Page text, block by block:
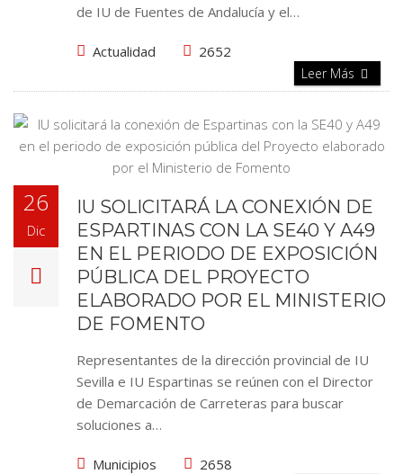
de IU de Fuentes de Andalucía y el…
Actualidad 2652
Leer Más
26
Dic
IU SOLICITARÁ LA CONEXIÓN DE
ESPARTINAS CON LA SE40 Y A49
EN EL PERIODO DE EXPOSICIÓN
PÚBLICA DEL PROYECTO
ELABORADO POR EL MINISTERIO
DE FOMENTO
Representantes de la dirección provincial de IU
Sevilla e IU Espartinas se reúnen con el Director
de Demarcación de Carreteras para buscar
soluciones a…
Municipios 2658